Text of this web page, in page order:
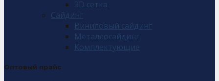
3D сетка
Сайдинг
Виниловый сайдинг
Металлосайдинг
Комплектующие
Оптовый прайс